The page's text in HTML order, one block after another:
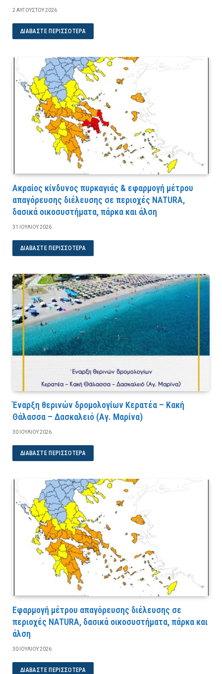
2 ΑΥΓΟΎΣΤΟΥ 2026
ΔΙΑΒΆΣΤΕ ΠΕΡΙΣΣΌΤΕΡΑ
Ακραίος κίνδυνος πυρκαγιάς & εφαρμογή μέτρου
απαγόρευσης διέλευσης σε περιοχές NATURA,
δασικά οικοσυστήματα, πάρκα και άλση
31 ΙΟΥΛΊΟΥ 2026
ΔΙΑΒΆΣΤΕ ΠΕΡΙΣΣΌΤΕΡΑ
Έναρξη θερινών δρομολογίων Κερατέα – Κακή
Θάλασσα – Δασκαλειό (Αγ. Μαρίνα)
30 ΙΟΥΛΊΟΥ 2026
ΔΙΑΒΆΣΤΕ ΠΕΡΙΣΣΌΤΕΡΑ
Εφαρμογή μέτρου απαγόρευσης διέλευσης σε
περιοχές NATURA, δασικά οικοσυστήματα, πάρκα και
άλση
30 ΙΟΥΛΊΟΥ 2026
ΔΙΑΒΆΣΤΕ ΠΕΡΙΣΣΌΤΕΡΑ